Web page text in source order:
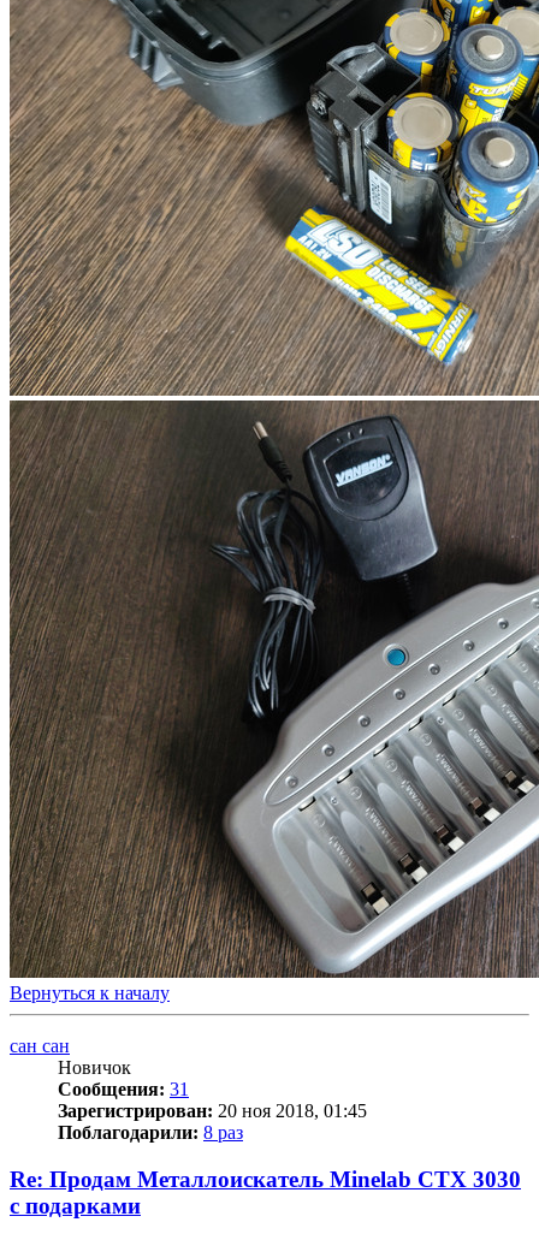
Вернуться к началу
сан сан
Новичок
Сообщения: 31
Зарегистрирован: 20 ноя 2018, 01:45
Поблагодарили: 8 раз
Re: Продам Металлоискатель Minelab CTX 3030
с подарками